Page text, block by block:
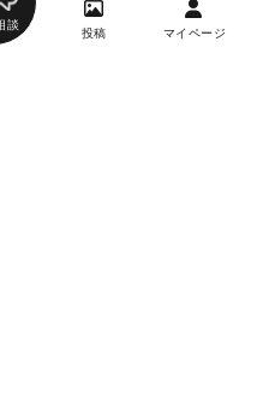
談
投稿 マイページ